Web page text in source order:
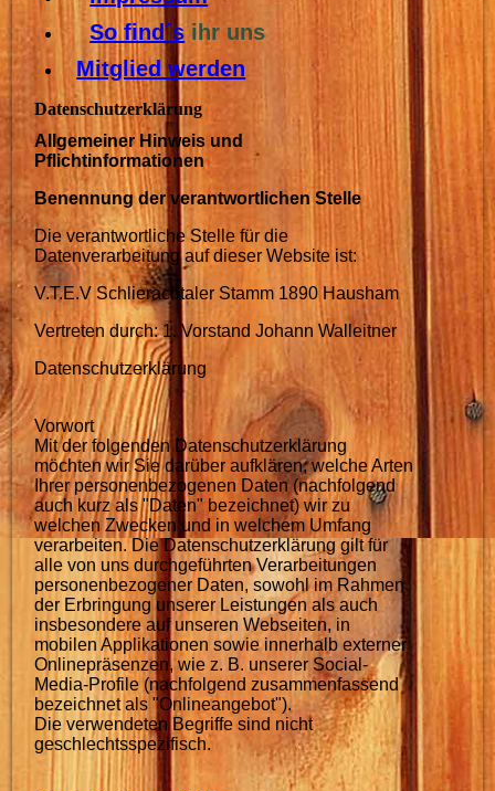
So find´sihr uns
Mitglied werden
Datenschutzerklärung
Allgemeiner Hinweis und
Pflichtinformationen
Benennung der verantwortlichen Stelle
Die verantwortliche Stelle für die
Datenverarbeitung auf dieser Website ist:
V.T.E.V Schlierachtaler Stamm 1890 Hausham
Vertreten durch: 1. Vorstand Johann Walleitner
Datenschutzerklärung
Vorwort
Mit der folgenden Datenschutzerklärung
möchten wir Sie darüber aufklären, welche Arten
Ihrer personenbezogenen Daten (nachfolgend
auch kurz als "Daten" bezeichnet) wir zu
welchen Zwecken und in welchem Umfang
verarbeiten. Die Datenschutzerklärung gilt für
alle von uns durchgeführten Verarbeitungen
personenbezogener Daten, sowohl im Rahmen
der Erbringung unserer Leistungen als auch
insbesondere auf unseren Webseiten, in
mobilen Applikationen sowie innerhalb externer
Onlinepräsenzen, wie z. B. unserer Social-
Media-Profile (nachfolgend zusammenfassend
bezeichnet als "Onlineangebot").
Die verwendeten Begriffe sind nicht
geschlechtsspezifisch.